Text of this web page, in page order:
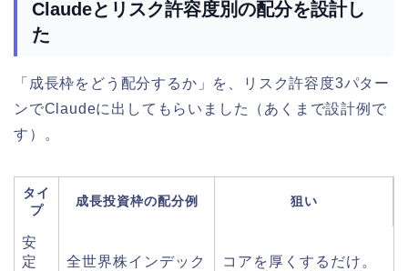
Claudeとリスク許容度別の配分を設計し
た
「成長枠をどう配分するか」を、リスク許容度3パター
ンでClaudeに出してもらいました（あくまで設計例で
す）。
タイ
プ
成長投資枠の配分例 狙い
安
定
全世界株インデック
コアを厚くするだけ。